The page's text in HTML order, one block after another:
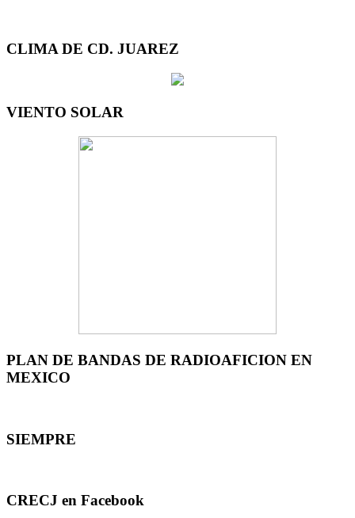
CLIMA DE CD. JUAREZ
VIENTO SOLAR
PLAN DE BANDAS DE RADIOAFICION EN
MEXICO
SIEMPRE
CRECJ en Facebook